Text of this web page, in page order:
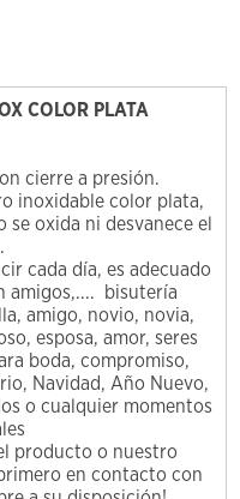
COLOR PLATA
cierre a presión.
inoxidable color plata,
se oxida ni desvanece el
cada día, es adecuado
amigos,.... bisutería
amigo, novio, novia,
esposa, amor, seres
boda, compromiso,
Navidad, Año Nuevo,
o cualquier momentos
producto o nuestro
en contacto con